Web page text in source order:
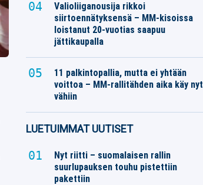
Valioliiganousija rikkoi
siirtoennätyksensä – MM-kisoissa
loistanut 20-vuotias saapuu
jättikaupalla
11 palkintopallia, mutta ei yhtään
voittoa – MM-rallitähden aika käy nyt
vähiin
LUETUIMMAT UUTISET
Nyt riitti – suomalaisen rallin
suurlupauksen touhu pistettiin
pakettiin